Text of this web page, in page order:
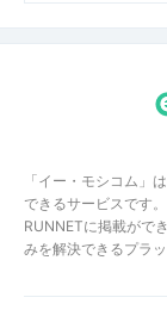
「イー・モシコム」
できるサービスです。
RUNNETに掲載がで
みを解決できるプラ